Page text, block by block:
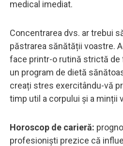
medical imediat.
Concentrarea dvs. ar trebui
păstrarea sănătății voastre.
face printr-o rutină strictă de
un program de dietă
creați stres exercitându-vă
timp util a corpului și a minții
Horoscop de carieră:
profesioniști prezice că